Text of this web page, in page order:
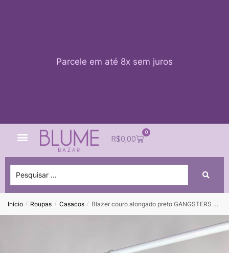
Parcele em até 8x sem juros
R$0,00
0
Início / Roupas / Casacos / Blazer couro alongado preto GANGSTERS – M